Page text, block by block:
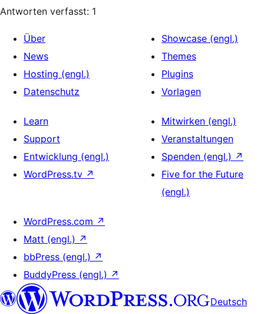
Antworten verfasst: 1
Über
News
Hosting (engl.)
Datenschutz
Showcase (engl.)
Themes
Plugins
Vorlagen
Learn
Support
Entwicklung (engl.)
WordPress.tv ↗
Mitwirken (engl.)
Veranstaltungen
Spenden (engl.) ↗
Five for the Future
(engl.)
WordPress.com ↗
Matt (engl.) ↗
bbPress (engl.) ↗
BuddyPress (engl.) ↗
Deutsch